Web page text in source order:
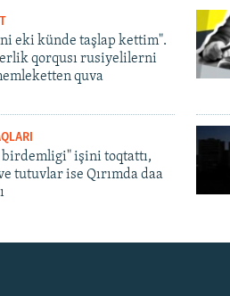
eki künde taşlap kettim".
qorqusı rusiyelilerni
quva
birdemligi" işini toqtattı,
tutuvlar ise Qırımda daa